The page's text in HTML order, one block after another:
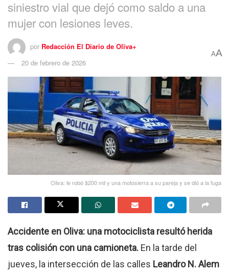
siniestro vial que dejó como saldo a una
mujer con lesiones leves.
por Redacción El Diario de Oliva+
20 de febrero de 2026
AA
Oliva: le robó $200 mil y una motosierra a su pareja y se dió a la fuga
Accidente en Oliva: una motociclista resultó herida
tras colisión con una camioneta. En la tarde del
jueves, la intersección de las calles Leandro N. Alem